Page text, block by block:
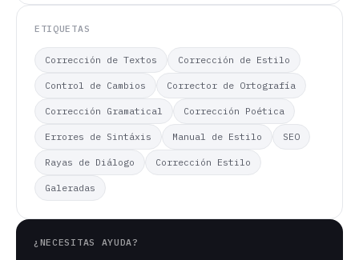
ETIQUETAS
Corrección de Textos Corrección de Estilo
Control de Cambios Corrector de Ortografía
Corrección Gramatical Corrección Poética
Errores de Sintáxis Manual de Estilo SEO
Rayas de Diálogo Corrección Estilo
Galeradas
¿NECESITAS AYUDA?